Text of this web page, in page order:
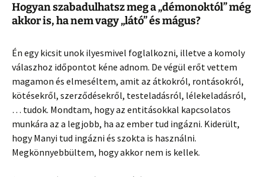
Hogyan szabadulhatsz meg a „démonoktól” még
akkor is, ha nem vagy „látó” és mágus?
Én egy kicsit unok ilyesmivel foglalkozni, illetve a komoly
válaszhoz időpontot kéne adnom. De végül erőt vettem
magamon és elmeséltem, amit az átkokról, rontásokról,
kötésekről, szerződésekről, testeladásról, lélekeladásról,
… tudok. Mondtam, hogy az entitásokkal kapcsolatos
munkára az a legjobb, ha az ember tud ingázni. Kiderült,
hogy Manyi tud ingázni és szokta is használni.
Megkönnyebbültem, hogy akkor nem is kellek.